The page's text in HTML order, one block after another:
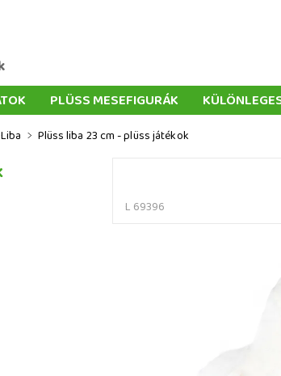
PLÜSS MESEFIGURÁK
ÜZLETI FELTÉTELEK
Liba Plüss liba 23 cm - plüss játékok
L 69396